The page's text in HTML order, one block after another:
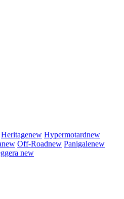
Heritagenew Hypermotardnew
new Off-Roadnew Panigalenew
new